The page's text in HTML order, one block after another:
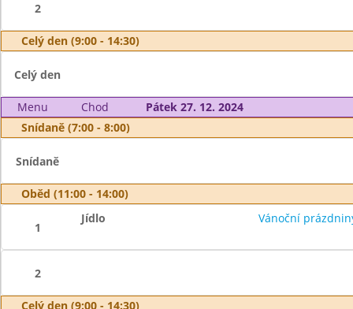
2
Celý den (9:00 - 14:30)
Celý den
Menu Chod
Pátek 27. 12. 2024
Snídaně (7:00 - 8:00)
Snídaně
Oběd (11:00 - 14:00)
1
Jídlo Vánoční
2
Celý den (9:00 - 14:30)